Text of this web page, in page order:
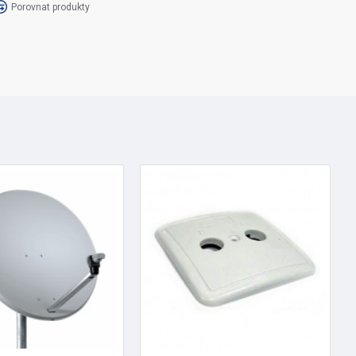
z družice
Porovnat produkty